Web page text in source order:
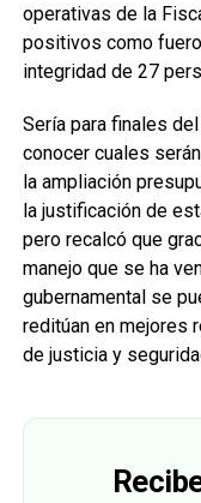
operativas de la
positivos como
integridad de 27
Sería para finales
conocer cuales
la ampliación
la justificación de
pero recalcó que
manejo que se ha
gubernamental se
reditúan en mejores
de justicia y